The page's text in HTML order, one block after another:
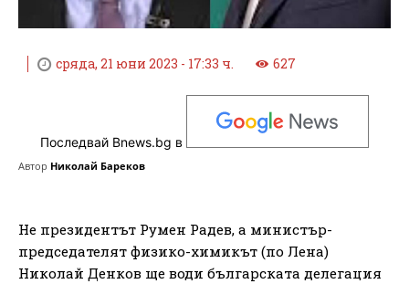
сряда, 21 юни 2023 - 17:33 ч. 627
Последвай Bnews.bg в
Автор Николай Бареков
Не президентът Румен Радев, а министър-
председателят физико-химикът (по Лена)
Николай Денков ще води българската делегация